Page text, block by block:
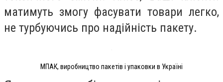
матимуть змогу фасувати товари легко,
не турбуючись про надійність пакету.
МПАК, виробництво пакетів і упаковки в Україні